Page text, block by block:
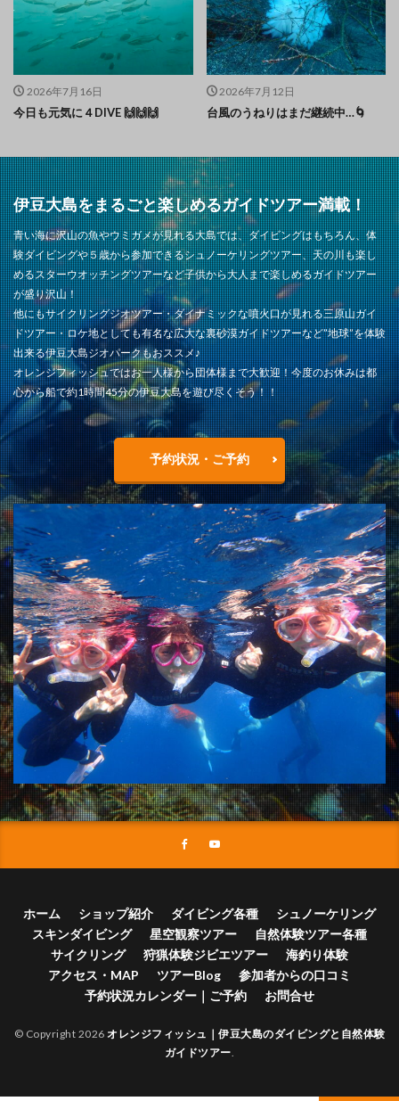
2026年7月16日
今日も元気に４DIVE 🙌🙌🙌
2026年7月12日
台風のうねりはまだ継続中…🌀
伊豆大島をまるごと楽しめるガイドツアー満載！
青い海に沢山の魚やウミガメが見れる大島では、ダイビングはもちろん、体
験ダイビングや５歳から参加できるシュノーケリングツアー、天の川も楽し
めるスターウオッチングツアーなど子供から大人まで楽しめるガイドツアー
が盛り沢山！
他にもサイクリングジオツアー・ダイナミックな噴火口が見れる三原山ガイ
ドツアー・ロケ地としても有名な広大な裏砂漠ガイドツアーなど”地球”を体験
出来る伊豆大島ジオパークもおススメ♪
オレンジフィッシュではお一人様から団体様まで大歓迎！今度のお休みは都
心から船で約1時間45分の伊豆大島を遊び尽くそう！！
予約状況・ご予約
ホーム ショップ紹介 ダイビング各種
シュノーケリング
スキンダイビング
星空観察ツアー
自然体験ツアー各種
サイクリング
狩猟体験ジビエツアー
海釣り体験
アクセス・MAP
ツアーBlog
参加者からの口コミ
予約状況カレンダー｜ご予約
お問合せ
© Copyright 2026 オレンジフィッシュ｜伊豆大島のダイビングと自然体験
ガイドツアー